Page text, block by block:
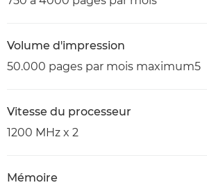
Volume d'impression
50.000 pages par mois maximum5
Vitesse du processeur
1200 MHz x 2
Mémoire